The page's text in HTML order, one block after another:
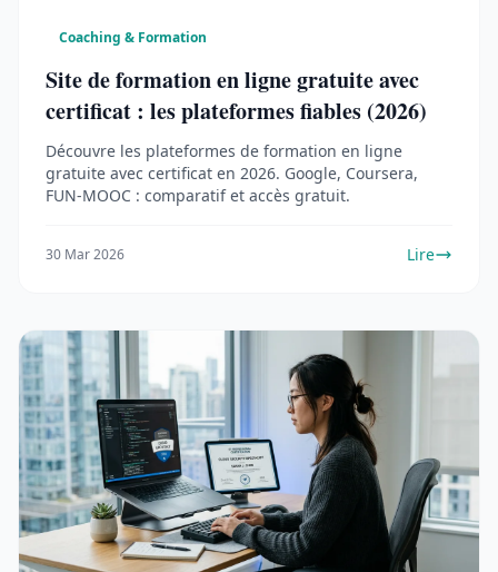
Coaching & Formation
Site de formation en ligne gratuite avec
certificat : les plateformes fiables (2026)
Découvre les plateformes de formation en ligne
gratuite avec certificat en 2026. Google, Coursera,
FUN-MOOC : comparatif et accès gratuit.
30 Mar 2026 Lire